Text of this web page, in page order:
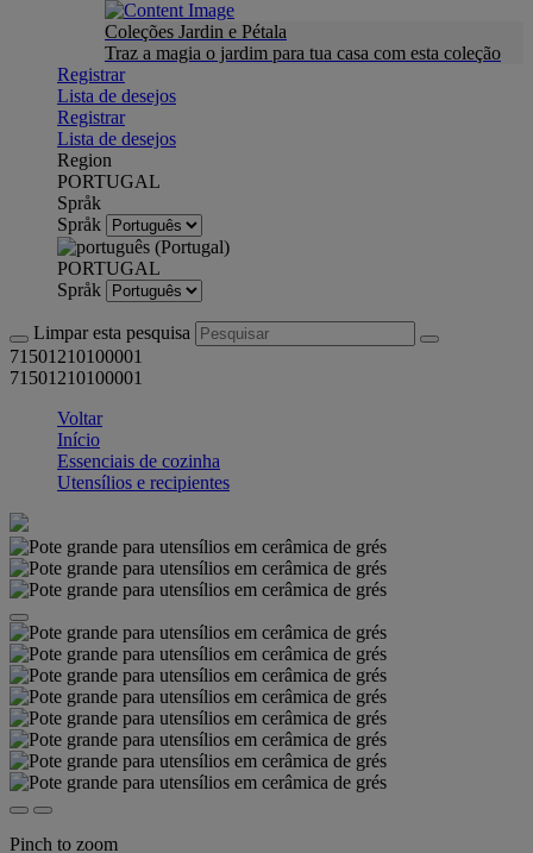
Coleções Jardin e Pétala
Traz a magia o jardim para tua casa com esta coleção
Registrar
Lista de desejos
Registrar
Lista de desejos
Region
PORTUGAL
Språk
Språk
PORTUGAL
Språk
Limpar esta pesquisa
71501210100001
71501210100001
Voltar
Início
Essenciais de cozinha
Utensílios e recipientes
Pinch to zoom